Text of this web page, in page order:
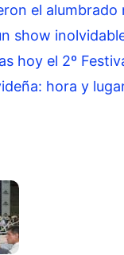
el alumbrado
show
hoy el 2º
hora y